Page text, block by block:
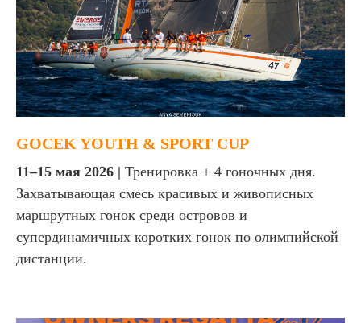
GOCEK YOUTH & SPORT CUP
11–15 мая 2026 | Тренировка + 4 гоночных дня.
Захватывающая смесь красивых и живописных
маршрутных гонок среди островов и
супердинамичных коротких гонок по олимпийской
дистанции.